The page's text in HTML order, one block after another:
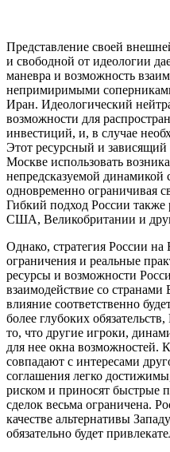
Представление своей
и свободной от идеологии
маневра и возможность
непримиримыми
Иран. Идеологический
возможности для
инвестиций, и, в случае
Этот ресурсный и зависящий
Москве использовать
непредсказуемой
одновременно ограничивая
Гибкий подход России также
США, Великобритании и
Однако, стратегия России
ограничения и реальные
ресурсы и возможности
взаимодействие со странами
влияние соответственно
более глубоких
то, что другие игроки,
для нее окна возможностей.
совпадают с интересами
соглашения легко
риском и приносят быстрые
сделок весьма ограничена.
качестве альтернативы
обязательно будет